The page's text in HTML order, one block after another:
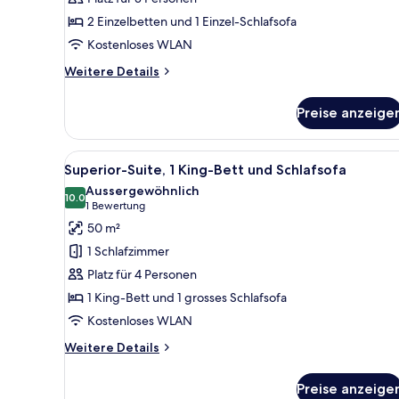
with
Sofa
anzeigen
2 Einzelbetten und 1 Einzel-Schlafsofa
Kostenloses WLAN
Weitere Details
Weitere
Twin
Room
with
Sofa
Preise
Alle
Fotos
für
Superior-
Suite,
1 King-
Bett
und
Schlafsofa
anzeigen
Superior-Suite, 1 King-Bett
14
Superior-Suite, 1 King-Bett und Schlafsofa
10.010.0 von 10
Aussergewöhnlich
1 Bewertung
(1
Bewertung)
50 m²
1 Schlafzimmer
Platz für 4 Personen
1 King-Bett und 1 grosses Schlafsofa
Kostenloses WLAN
Weitere Details
Weitere
Preise